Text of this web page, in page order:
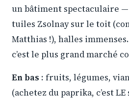
un bâtiment spectaculaire
tuiles Zsolnay sur le toit
Matthias !), halles
c’est le plus grand marché
En bas : fruits, légumes,
(achetez du paprika, c’est